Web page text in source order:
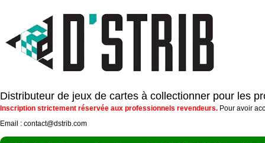
Distributeur de jeux de cartes à collectionner pour les
Inscription strictement réservée aux professionnels revendeurs. Pour avoir
Email : contact@dstrib.com